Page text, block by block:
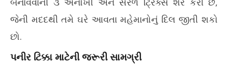
જેની મદદથી તમે ઘરે આવતા મહેમાનોનું દિલ જીતી શકો
છો.
પનીર ટિક્કા માટેની જરૂરી સામગ્રી